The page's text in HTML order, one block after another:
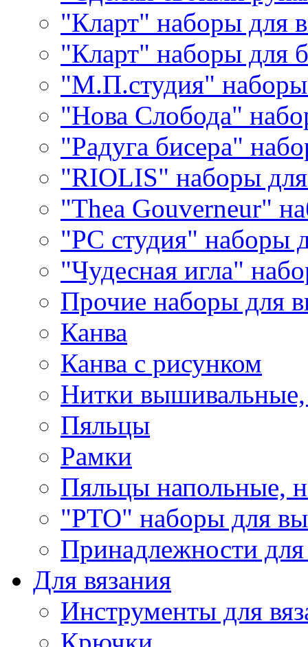
"Кларт" наборы для
"Кларт" наборы для
"М.П.студия"
"Нова Слобода"
"Радуга бисера"
"RIOLIS" наборы
"Thea Gouverneur"
"РС студия" наборы
"Чудесная игла"
Прочие наборы для
Канва
Канва с рисунком
Нитки
Пяльцы
Рамки
Пяльцы напольные,
"РТО" наборы для
Принадлежности
Для вязания
Инструменты для